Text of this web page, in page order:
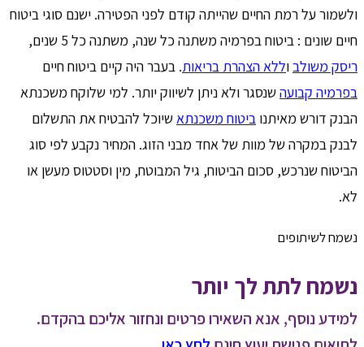
ולשמור על רמת החיים שהייתה קודם לפני הפטירה. ישנם סוגי ביטוח
חיים שונים : ביטוח בפרמיה משתנה כל שנה, משתנה כל 5 שנים,
ריסק משולבוללא הצהרת בריאות. בעבר היה קיים ביטוח חיים
בפרמיה קבועהשנסגר ולא ניתן לשיווק יותר. למי שלוקח משכנתא
הבנק דורש מאיתנו ביטוח משכנתאשיוכל להבטיח את התשלום
לבנק במקרה של מוות של אחד מבני הזוג. המחיר נקבע לפי סוג
הביטוח שנרכש, סכום הביטוח, גיל המבוטח, מין וסטטוס מעשן או
לא.
נשמח לשיתופים
נשמח לתת לך יותר
למידע נוסף, אנא השאירו פרטים ונחזור אליכם בהקדם.